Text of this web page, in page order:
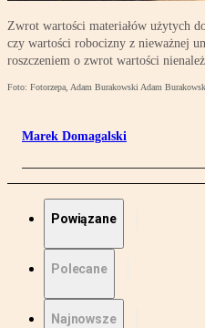
Zwrot wartości materiałów użytych
czy wartości robocizny z nieważnej
roszczeniem o zwrot wartości
Foto: Fotorzepa, Adam Burakowski Adam
Marek Domagalski
Powiązane
Polecane
Najnowsze